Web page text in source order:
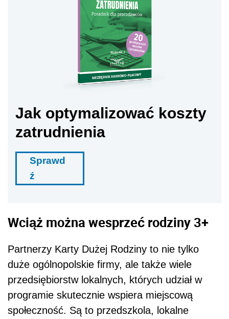
Jak optymalizować koszty
zatrudnienia
Sprawd
ź
Wciąż można wesprzeć rodziny 3+
Partnerzy Karty Dużej Rodziny to nie tylko
duże ogólnopolskie firmy, ale także wiele
przedsiębiorstw lokalnych, których udział w
programie skutecznie wspiera miejscową
społeczność. Są to przedszkola, lokalne